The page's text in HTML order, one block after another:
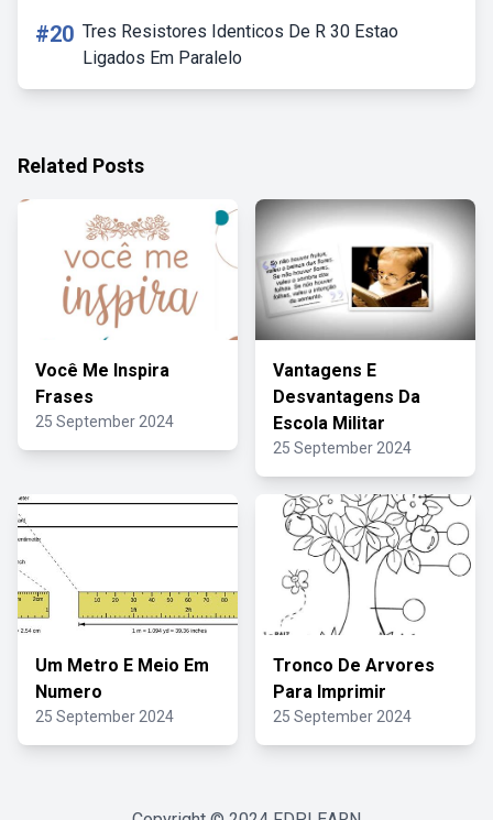
#20 Tres Resistores Identicos De R 30 Estao
Ligados Em Paralelo
Related Posts
Você Me Inspira
Frases
25 September 2024
Vantagens E
Desvantagens Da
Escola Militar
25 September 2024
Um Metro E Meio Em
Numero
25 September 2024
Tronco De Arvores
Para Imprimir
25 September 2024